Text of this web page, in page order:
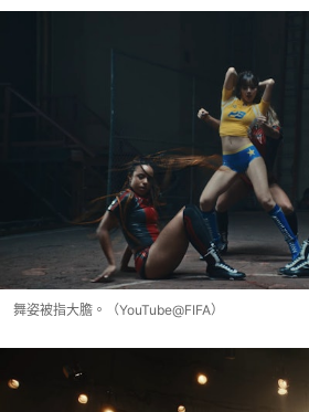
舞姿被指大膽。（YouTube@‎⁨FIFA）